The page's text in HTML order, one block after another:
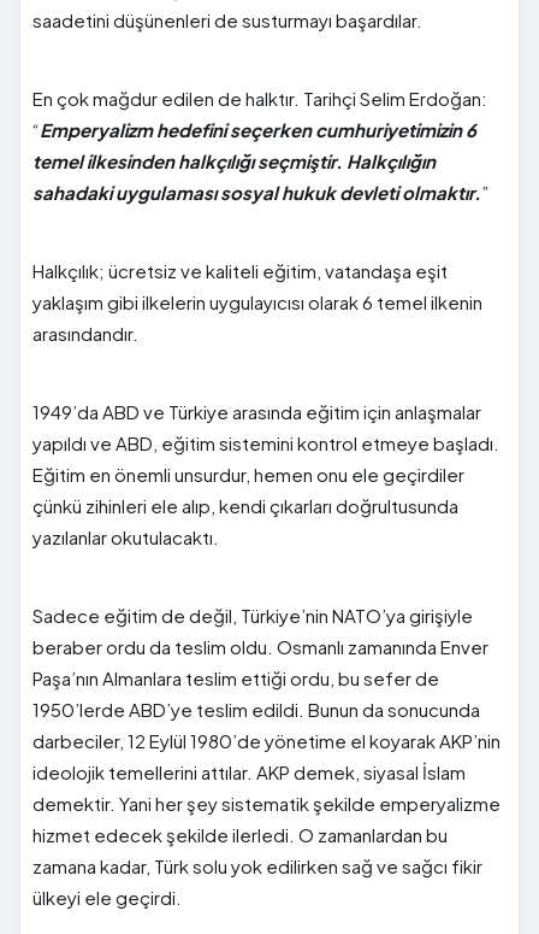
saadetini düşünenleri de susturmayı başardılar.
En çok mağdur edilen de halktır. Tarihçi Selim Erdoğan:
“Emperyalizm hedefini seçerken cumhuriyetimizin 6
temel ilkesinden halkçılığı seçmiştir. Halkçılığın
sahadaki uygulaması sosyal hukuk devleti olmaktır.”
Halkçılık; ücretsiz ve kaliteli eğitim, vatandaşa eşit
yaklaşım gibi ilkelerin uygulayıcısı olarak 6 temel ilkenin
arasındandır.
1949’da ABD ve Türkiye arasında eğitim için anlaşmalar
yapıldı ve ABD, eğitim sistemini kontrol etmeye başladı.
Eğitim en önemli unsurdur, hemen onu ele geçirdiler
çünkü zihinleri ele alıp, kendi çıkarları doğrultusunda
yazılanlar okutulacaktı.
Sadece eğitim de değil, Türkiye’nin NATO’ya girişiyle
beraber ordu da teslim oldu. Osmanlı zamanında Enver
Paşa’nın Almanlara teslim ettiği ordu, bu sefer de
1950’lerde ABD’ye teslim edildi. Bunun da sonucunda
darbeciler, 12 Eylül 1980’de yönetime el koyarak AKP’nin
ideolojik temellerini attılar. AKP demek, siyasal İslam
demektir. Yani her şey sistematik şekilde emperyalizme
hizmet edecek şekilde ilerledi. O zamanlardan bu
zamana kadar, Türk solu yok edilirken sağ ve sağcı fikir
ülkeyi ele geçirdi.